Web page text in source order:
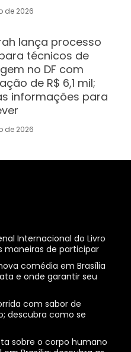
de 2026
lança processo
técnicos de
no DF com
de R$ 6,1 mil;
informações para
de 2026
Internacional do Livro
maneiras de participar
comédia em Brasília
e onde garantir seu
com sabor de
descubra como se
sobre o corpo humano